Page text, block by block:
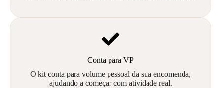
Conta para VP
O kit conta para volume pessoal da sua encomenda,
ajudando a começar com atividade real.